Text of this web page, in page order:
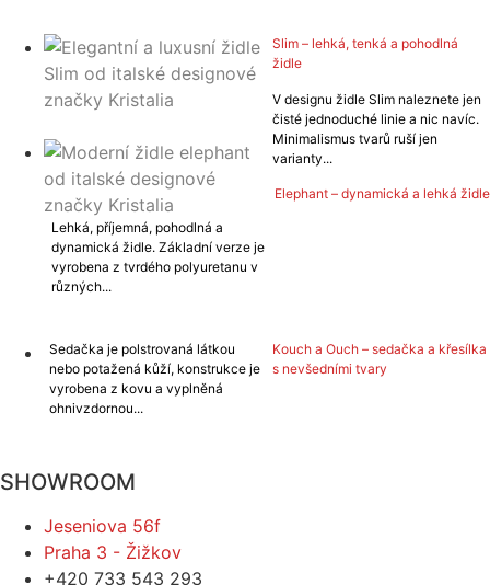
Slim – lehká, tenká a pohodlná
židle
V designu židle Slim naleznete jen
čisté jednoduché linie a nic navíc.
Minimalismus tvarů ruší jen
varianty...
Elephant – dynamická a lehká židle
Lehká, příjemná, pohodlná a
dynamická židle. Základní verze je
vyrobena z tvrdého polyuretanu v
různých...
Kouch a Ouch – sedačka a křesílka
s nevšedními tvary
Sedačka je polstrovaná látkou
nebo potažená kůží, konstrukce je
vyrobena z kovu a vyplněná
ohnivzdornou...
SHOWROOM
Jeseniova 56f
Praha 3 - Žižkov
+420 733 543 293